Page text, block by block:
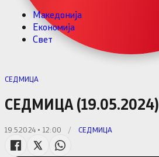
Македонија
Економија
Свет
СЕДМИЦА
СЕДМИЦА (19.05.2024)
19.5.2024 • 12:00 / СЕДМИЦА